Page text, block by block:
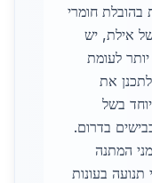
חומרי
אילת, יש
לעומת
את
בשל
בדרום.
המתנה
בעונות